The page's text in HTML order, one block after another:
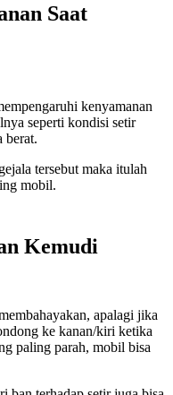
Saat
kenyamanan
seperti kondisi setir
berat.
tersebut maka itulah
mobil.
Kemudi
apalagi jika
ke kanan/kiri ketika
paling parah, mobil bisa